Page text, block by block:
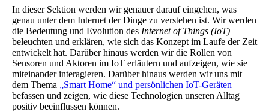
In dieser Sektion werden wir genauer darauf eingehen, was
genau unter dem Internet der Dinge zu verstehen ist. Wir werden
die Bedeutung und Evolution des Internet of Things (IoT)
beleuchten und erklären, wie sich das Konzept im Laufe der Zeit
entwickelt hat. Darüber hinaus werden wir die Rollen von
Sensoren und Aktoren im IoT erläutern und aufzeigen, wie sie
miteinander interagieren. Darüber hinaus werden wir uns mit
dem Thema „Smart Home“ und persönlichen IoT-Geräten
befassen und zeigen, wie diese Technologien unseren Alltag
positiv beeinflussen können.